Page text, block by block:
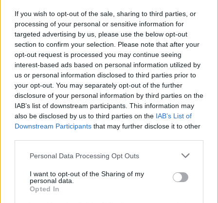
If you wish to opt-out of the sale, sharing to third parties, or
processing of your personal or sensitive information for
targeted advertising by us, please use the below opt-out
section to confirm your selection. Please note that after your
opt-out request is processed you may continue seeing
interest-based ads based on personal information utilized by
us or personal information disclosed to third parties prior to
your opt-out. You may separately opt-out of the further
disclosure of your personal information by third parties on the
IAB’s list of downstream participants. This information may
also be disclosed by us to third parties on the IAB’s List of
Downstream Participants that may further disclose it to other
Personal Data Processing Opt Outs
I want to opt-out of the Sharing of my
personal data.
Opted In
22:32
Νέο χτύπημα στα Στενά του Ορμούζ: Βλήμα έπληξε
πλοίο κοντά στο Khasab του Ομάν
22:27
Παράνοια σε γάμο στη Μαδέρα: Νόμιζαν ότι
παντρεύονται ο Κριστιάνο Ρονάλντο με την Χεορχίνα -
Βίντεο
22:14
Nίκη της ΑΕΚ στο τελευταίο φιλικό πριν από τον ΟΦΗ
Γιάννης Κωνσταντέλιας: Μπαμπάς για δεύτερη φορά έγινε
22:03